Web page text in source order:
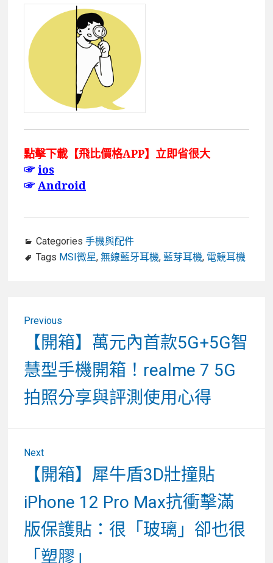
點擊下載【飛比價格APP】立即省很大
☞ios
☞Android
Categories 手機與配件
Tags MSI微星, 無線藍牙耳機, 藍芽耳機, 電競耳機
Previous
Previous
post:
【開箱】萬元內首款5G+5G智
慧型手機開箱！realme 7 5G
拍照分享與評測使用心得
Next
Next
post:
【開箱】犀牛盾3D壯撞貼
iPhone 12 Pro Max抗衝擊滿
版保護貼：很「玻璃」卻也很
「塑膠」